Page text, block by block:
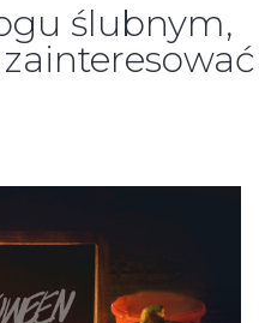
ślubnym,